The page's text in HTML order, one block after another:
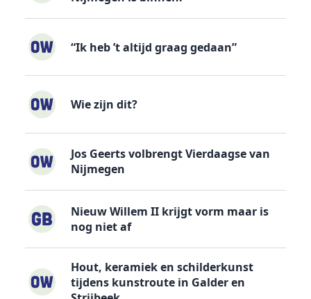
“Ik heb ’t altijd graag gedaan”
Wie zijn dit?
Jos Geerts volbrengt Vierdaagse van
Nijmegen
Nieuw Willem II krijgt vorm maar is
nog niet af
Hout, keramiek en schilderkunst
tijdens kunstroute in Galder en